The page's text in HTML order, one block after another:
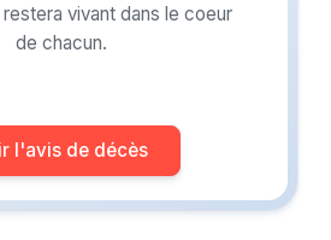
vivant dans le coeur
de chacun.
l'avis de décès